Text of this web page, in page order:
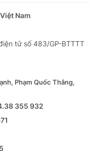
Nam
tử số 483/GP-BTTTT
Phạm Quốc Thắng,
355 932